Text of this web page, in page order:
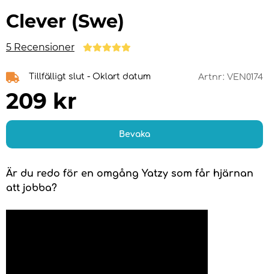
Clever (Swe)
5 Recensioner
Tillfälligt slut - Oklart datum Artnr: VEN0174
209 kr
Bevaka
Är du redo för en omgång Yatzy som får hjärnan
att jobba?